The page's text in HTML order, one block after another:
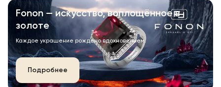
Fonon — искусство, воплощённое в
золоте
Каждое украшение рождено вдохновением.
Подробнее